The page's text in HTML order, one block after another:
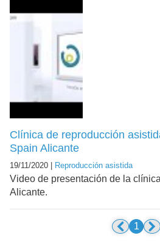
Clínica de reproducción
Spain Alicante
19/11/2020 | Reproducción asistida
Video de presentación de la
Alicante.
1